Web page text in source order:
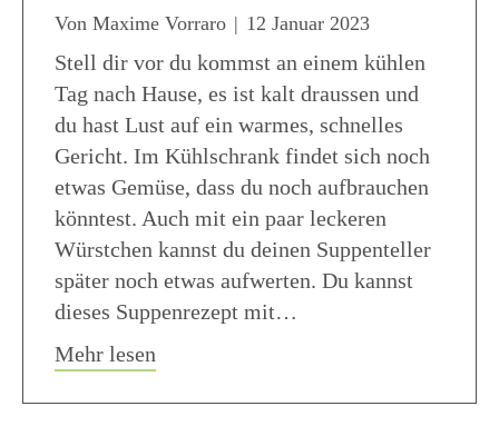
Von Maxime Vorraro | 12 Januar 2023
Stell dir vor du kommst an einem kühlen
Tag nach Hause, es ist kalt draussen und
du hast Lust auf ein warmes, schnelles
Gericht. Im Kühlschrank findet sich noch
etwas Gemüse, dass du noch aufbrauchen
könntest. Auch mit ein paar leckeren
Würstchen kannst du deinen Suppenteller
später noch etwas aufwerten. Du kannst
dieses Suppenrezept mit…
Mehr lesen